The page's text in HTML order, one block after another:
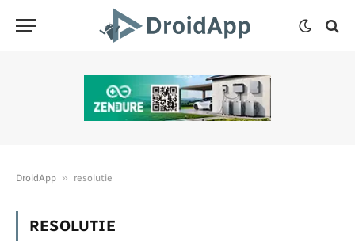
DroidApp » resolutie
RESOLUTIE